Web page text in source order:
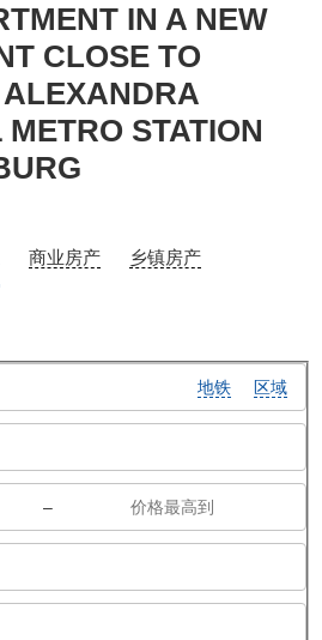
IN A NEW
CLOSE TO
STATION
商业房产 乡镇房产
地铁 区域
–